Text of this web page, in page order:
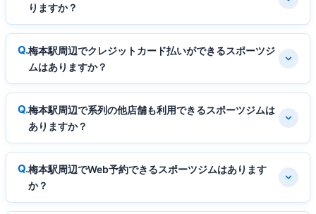
りますか？
梅本駅周辺でクレジットカード払いができるスポーツジ
ムはありますか？
梅本駅周辺で系列の他店舗も利用できるスポーツジムは
ありますか？
梅本駅周辺でWeb予約できるスポーツジムはあります
か？